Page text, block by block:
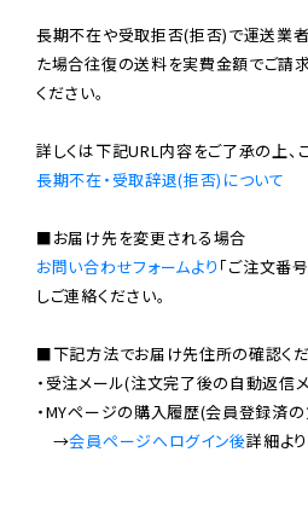
長期不在や受取拒否(拒否)で運送業
た場合往復の送料を実費金額でご請
ください。
長期不在・受取辞退(拒否)について
お問い合わせフォームより 「ご注文番
しご連絡ください。
■下記方法でお届け先住所の確認くだ
・受注メール(注文完了後の自動返信
・MYページの購入履歴(会員登録済
→会員ページへログイン後詳細よ